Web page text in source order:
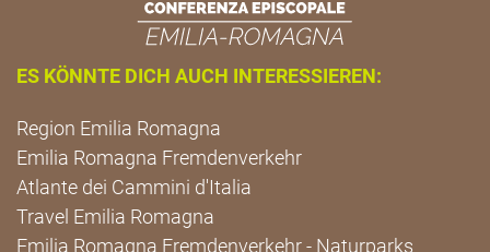
ES KÖNNTE DICH AUCH INTERESSIEREN:
Region Emilia Romagna
Emilia Romagna Fremdenverkehr
Atlante dei Cammini d'Italia
Travel Emilia Romagna
Emilia Romagna Fremdenverkehr - Naturparks